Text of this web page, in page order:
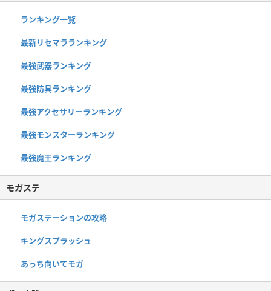
ランキング一覧
最新リセマラランキング
最強武器ランキング
最強防具ランキング
最強アクセサリーランキング
最強モンスターランキング
最強魔王ランキング
モガステ
モガステーションの攻略
キングスプラッシュ
あっち向いてモガ